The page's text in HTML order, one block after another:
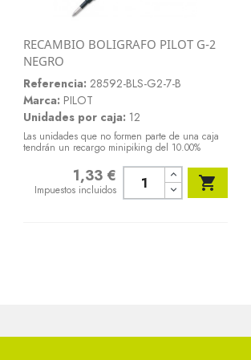
RECAMBIO BOLIGRAFO PILOT G-2
NEGRO
Referencia: 28592-BLS-G2-7-B
Marca: PILOT
Unidades por caja: 12
Las unidades que no formen parte de una caja
tendrán un recargo minipiking del 10.00%
1,33 €
Impuestos incluidos 